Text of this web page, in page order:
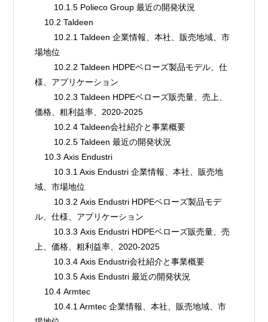
        10.1.5 Polieco Group 最近の開発状況
    10.2 Taldeen
場地位
様、アプリケーション
価格、粗利益率、2020-2025
        10.2.4 Taldeen会社紹介と事業概要
        10.2.5 Taldeen 最近の開発状況
    10.3 Axis Endustri
域、市場地位
ル、仕様、アプリケーション
上、価格、粗利益率、2020-2025
        10.3.4 Axis Endustri会社紹介と事業概要
        10.3.5 Axis Endustri 最近の開発状況
    10.4 Armtec